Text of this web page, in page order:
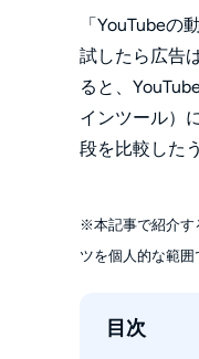
「YouTube
試したら広告
ると、
インツール）
段を比較した
※本記事で紹介す
ツを個人的な範囲
目次